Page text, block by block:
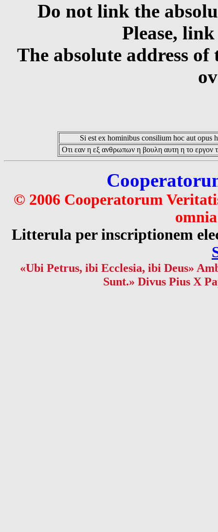
Do not link the
Please,
The absolute address
Si est ex hominibus consilium hoc aut opus
Οτι εαν η εξ ανθρωπων η βουλη αυτη η το εργον
© 2006 Cooperatorum
Litterula per inscriptionem
«Ubi Petrus, ibi Ecclesia, ibi Deus»
Sunt.» Divus Pius X